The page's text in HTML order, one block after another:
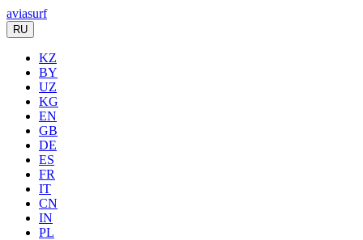
aviasurf
RU
KZ
BY
UZ
KG
EN
GB
DE
ES
FR
IT
CN
IN
PL